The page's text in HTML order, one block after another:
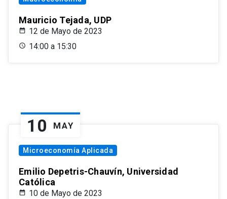
Mauricio Tejada, UDP
12 de Mayo de 2023
14:00 a 15:30
10 MAY
Microeconomía Aplicada
Emilio Depetris-Chauvín, Universidad
Católica
10 de Mayo de 2023